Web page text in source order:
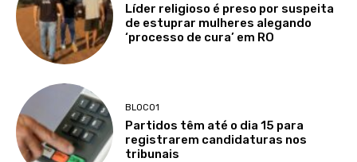
Líder religioso é preso por suspeita
de estuprar mulheres alegando
‘processo de cura’ em RO
BLOCO1
Partidos têm até o dia 15 para
registrarem candidaturas nos
tribunais